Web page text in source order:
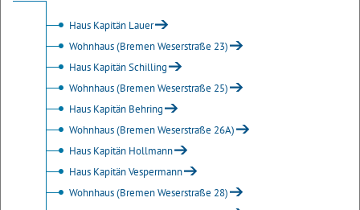
Haus Kapitän Lauer
Wohnhaus (Bremen Weserstraße 23)
Haus Kapitän Schilling
Wohnhaus (Bremen Weserstraße 25)
Haus Kapitän Behring
Wohnhaus (Bremen Weserstraße 26A)
Haus Kapitän Hollmann
Haus Kapitän Vespermann
Wohnhaus (Bremen Weserstraße 28)